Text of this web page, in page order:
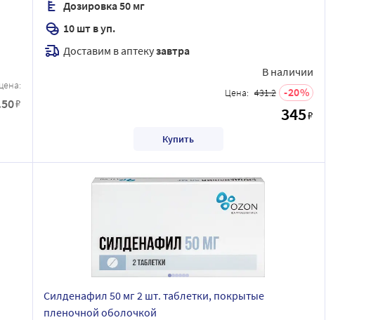
₽
Дозировка 50 мг
10 шт в уп.
Доставим в аптекузавтра
В наличии
Цена: 431.2 20
345₽
Купить
Силденафил 50 мг 2 шт. таблетки, покрытые
пленочной оболочкой